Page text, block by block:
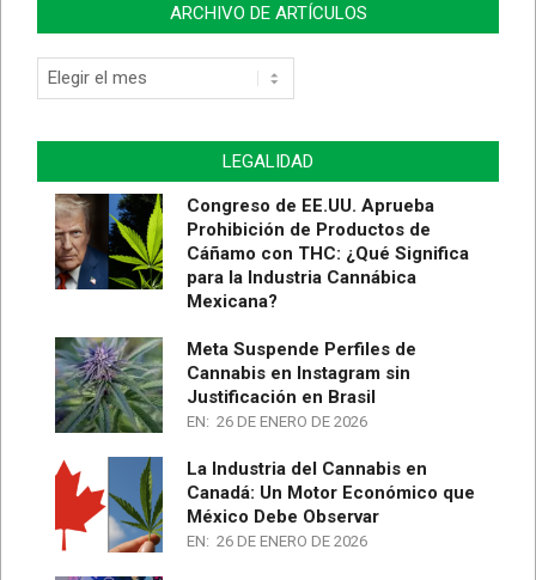
ARCHIVO DE ARTÍCULOS
Archivo
de
LEGALIDAD
Congreso de EE.UU. Aprueba
Prohibición de Productos de
Cáñamo con THC: ¿Qué Significa
para la Industria Cannábica
Mexicana?
Meta Suspende Perfiles de
Cannabis en Instagram sin
Justificación en Brasil
EN: 26 DE ENERO DE 2026
La Industria del Cannabis en
Canadá: Un Motor Económico que
México Debe Observar
EN: 26 DE ENERO DE 2026